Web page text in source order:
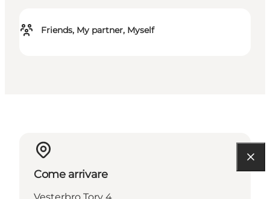
Friends, My partner, Myself
Come arrivare